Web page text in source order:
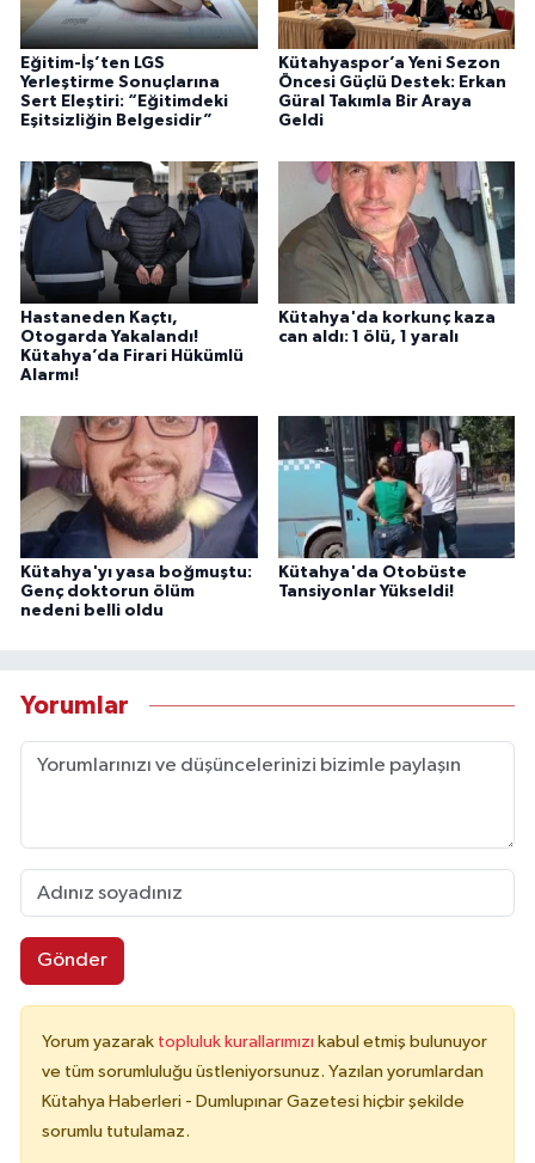
Eğitim-İş’ten LGS
Yerleştirme Sonuçlarına
Sert Eleştiri: “Eğitimdeki
Eşitsizliğin Belgesidir”
Kütahyaspor’a Yeni Sezon
Öncesi Güçlü Destek: Erkan
Güral Takımla Bir Araya
Geldi
Hastaneden Kaçtı,
Otogarda Yakalandı!
Kütahya’da Firari Hükümlü
Alarmı!
Kütahya'da korkunç kaza
can aldı: 1 ölü, 1 yaralı
Kütahya'yı yasa boğmuştu:
Genç doktorun ölüm
nedeni belli oldu
Kütahya'da Otobüste
Tansiyonlar Yükseldi!
Yorumlar
Gönder
Yorum yazarak topluluk kurallarımızı kabul etmiş bulunuyor
ve tüm sorumluluğu üstleniyorsunuz. Yazılan yorumlardan
Kütahya Haberleri - Dumlupınar Gazetesi hiçbir şekilde
sorumlu tutulamaz.